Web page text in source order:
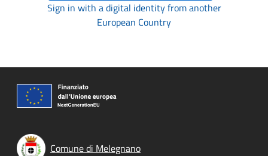
Sign in with a digital identity from another
European Country
Comune di Melegnano